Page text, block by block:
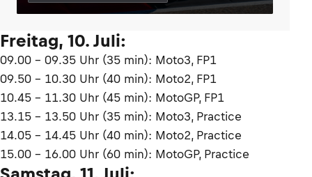
Freitag, 10. Juli:
09.00 – 09.35 Uhr (35 min): Moto3, FP1
09.50 – 10.30 Uhr (40 min): Moto2, FP1
10.45 – 11.30 Uhr (45 min): MotoGP, FP1
13.15 – 13.50 Uhr (35 min): Moto3, Practice
14.05 – 14.45 Uhr (40 min): Moto2, Practice
15.00 – 16.00 Uhr (60 min): MotoGP, Practice